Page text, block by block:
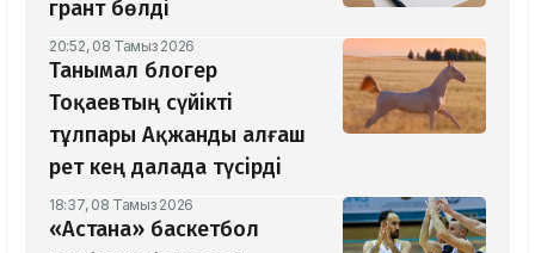
грант бөлді
20:52, 08 Тамыз 2026
Танымал блогер
Тоқаевтың сүйікті
тұлпары Ақжанды алғаш
рет кең далада түсірді
18:37, 08 Тамыз 2026
«Астана» баскетбол